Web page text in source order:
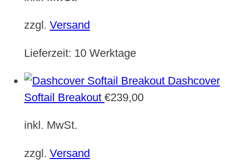
zzgl. Versand
Lieferzeit: 10 Werktage
Dashcover
Softail Breakout €239,00
inkl. MwSt.
zzgl. Versand